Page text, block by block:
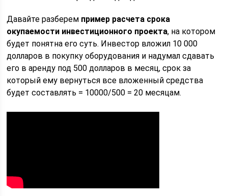
Давайте разберем пример расчета срока
окупаемости инвестиционного проекта, на котором
будет понятна его суть. Инвестор вложил 10 000
долларов в покупку оборудования и надумал сдавать
его в аренду под 500 долларов в месяц, срок за
который ему вернуться все вложенный средства
будет составлять = 10000/500 = 20 месяцам.